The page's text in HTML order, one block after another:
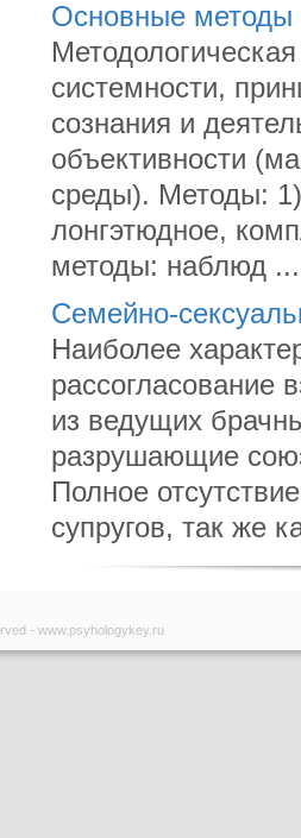
Основные методы
системности,
сознания и
объективности
среды). Методы:
лонгэтюдное,
методы: наблюд ...
Семейно-
Наиболее
рассогласование
из ведущих
разрушающие
Полное
супругов, так же
- www.psyhologykey.ru